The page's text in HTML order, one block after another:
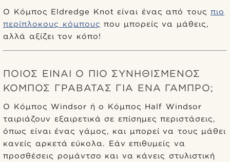
Ο Κόμπος Eldredge Knot είναι ένας από τους πιο
περίπλοκους κόμπους που μπορείς να μάθεις,
αλλά αξίζει τον κόπο!
ΠΟΙΟΣ ΕΊΝΑΙ Ο ΠΙΟ ΣΥΝΗΘΙΣΜΈΝΟΣ
ΚΌΜΠΟΣ ΓΡΑΒΆΤΑΣ ΓΙΑ ΈΝΑ ΓΑΜΠΡΌ;
Ο Κόμπος Windsor ή ο Κόμπος Half Windsor
ταιριάζουν εξαιρετικά σε επίσημες περιστάσεις,
όπως είναι ένας γάμος, και μπορεί να τους μάθει
κανείς αρκετά εύκολα. Εάν επιθυμείς να
προσθέσεις ρομάντσο και να κάνεις στυλιστική